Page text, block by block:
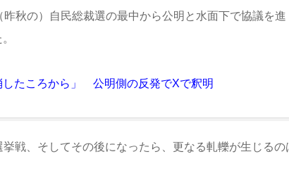
秋の）自民総裁選の最中から公明と水面下で協議を進
たころから」 公明側の反発でXで釈明
戦、そしてその後になったら、更なる軋轢が生じるの